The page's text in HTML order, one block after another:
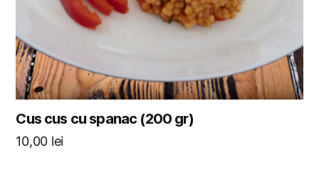
Cus cus cu spanac (200 gr)
10,00 lei